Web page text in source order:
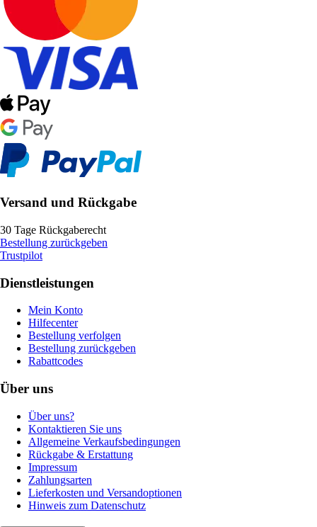
Versand und Rückgabe
30 Tage Rückgaberecht
Bestellung zurückgeben
Trustpilot
Dienstleistungen
Mein Konto
Hilfecenter
Bestellung verfolgen
Bestellung zurückgeben
Rabattcodes
Über uns
Über uns?
Kontaktieren Sie uns
Allgemeine Verkaufsbedingungen
Rückgabe & Erstattung
Impressum
Zahlungsarten
Lieferkosten und Versandoptionen
Hinweis zum Datenschutz